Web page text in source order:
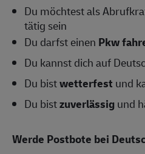
Du möchtest als
tätig sein
Du darfst einen Pkw
Du kannst dich auf
Du bistwetterfest und
Du bistzuverlässigund
Werde Postbote bei